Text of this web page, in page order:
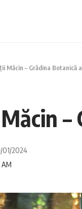
Măcin – Grădina Botanică
–
01/2024